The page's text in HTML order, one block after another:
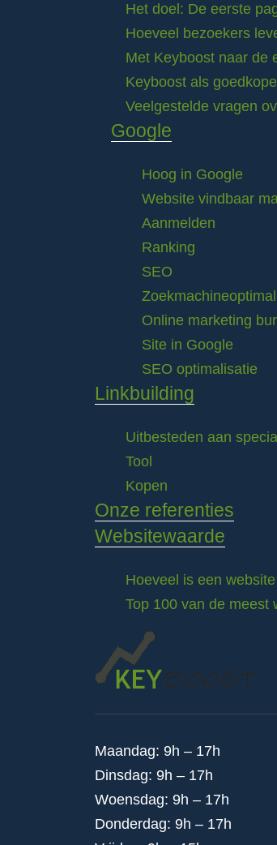
Het doel: De eerste
Hoeveel bezoekers
Met Keyboost naar de
Keyboost als
Veelgestelde vragen
Google
Hoog in Google
Website vindbaar
Aanmelden
Ranking
SEO
Online marketing
Site in Google
SEO optimalisatie
Linkbuilding
Uitbesteden aan
Tool
Kopen
Onze referenties
Websitewaarde
Hoeveel is een
Top 100 van de meest
Maandag: 9h – 17h
Dinsdag: 9h – 17h
Woensdag: 9h – 17h
Donderdag: 9h – 17h